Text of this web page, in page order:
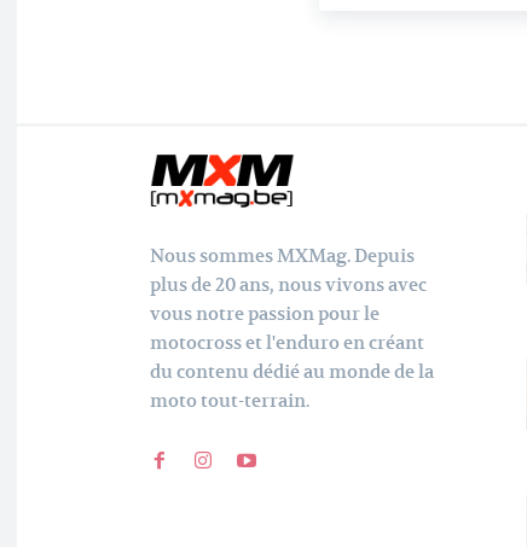
Nous sommes MXMag. Depuis
plus de 20 ans, nous vivons avec
vous notre passion pour le
motocross et l'enduro en créant
du contenu dédié au monde de la
moto tout-terrain.